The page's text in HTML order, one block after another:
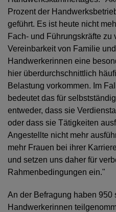
Prozent der
geführt. Es ist heute nicht
Fach- und Führungskräfte
Vereinbarkeit von Familie
Handwerkerinnen eine
hier überdurchschnittlich
Belastung vorkommen. Im
bedeutet das für
entweder, dass sie
oder dass sie Tätigkeiten
Angestellte nicht mehr
mehr Frauen bei ihrer
und setzen uns daher für
Rahmenbedingungen ein."
An der Befragung haben 950
Handwerkerinnen